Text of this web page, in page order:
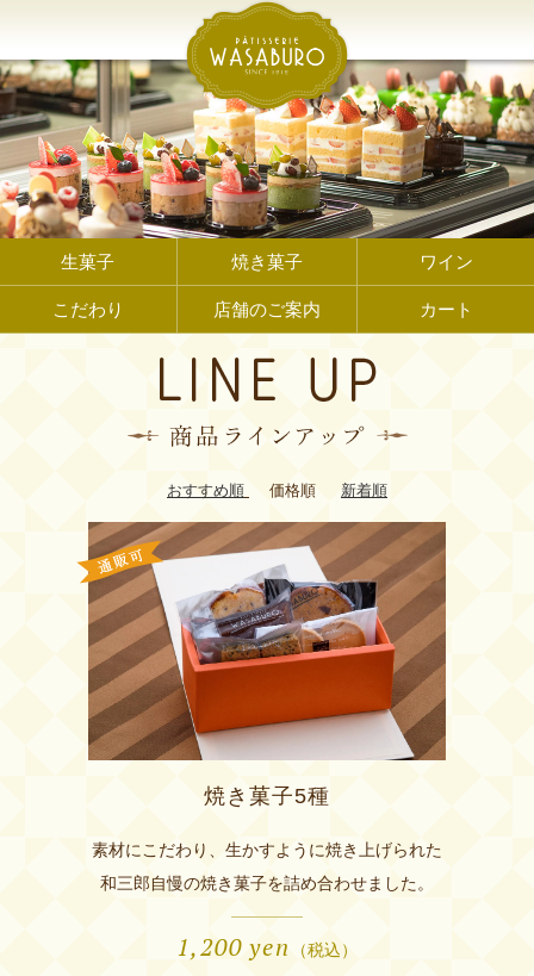
生菓子 焼き菓子 ワイン
こだわり 店舗のご案内 カート
おすすめ順 価格順 新着順
焼き菓子5種
素材にこだわり、生かすように焼き上げられた
和三郎自慢の焼き菓子を詰め合わせました。
1,200 yen （税込）